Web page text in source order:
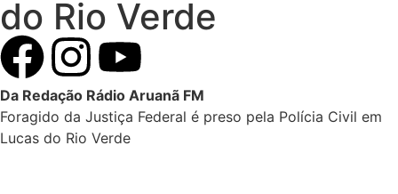
do Rio Verde
Da Redação Rádio Aruanã FM
Foragido da Justiça Federal é preso pela Polícia Civil em
Lucas do Rio Verde